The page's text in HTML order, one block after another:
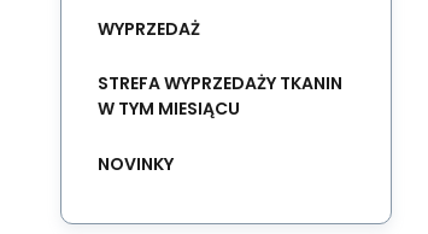
WYPRZEDAŻ
STREFA WYPRZEDAŻY TKANIN
W TYM MIESIĄCU
NOVINKY